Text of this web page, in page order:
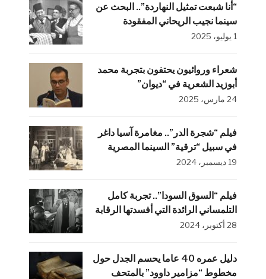
“أنا شبعت تمثيل النهاردة”.. البحث عن
سينما نجيب الريحاني المفقودة
1 يوليو، 2025
شعراء وروائيون يحتفون بتجربة محمد
أبوزيد الشعرية في “ديوان”
24 مارس، 2025
فيلم “شجرة الدر”.. مغامرة آسيا داغر
في سبيل “ترقية” السينما المصرية
19 ديسمبر، 2024
فيلم “السوق السودا”.. تجربة كامل
التلمساني الرائدة التي أفسدتها الرقابة
28 أكتوبر، 2024
دليل عمره 40 عاما يحسم الجدل حول
مخطوط “مزامير داوود” بالمتحف